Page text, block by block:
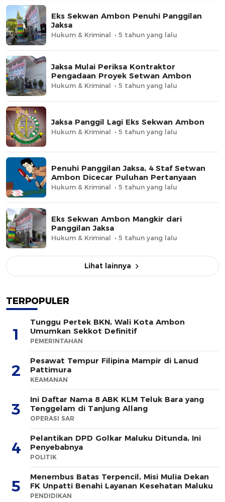
Eks Sekwan Ambon Penuhi Panggilan
Jaksa
Hukum & Kriminal 5 tahun yang lalu
Jaksa Mulai Periksa Kontraktor
Pengadaan Proyek Setwan Ambon
Hukum & Kriminal 5 tahun yang lalu
Jaksa Panggil Lagi Eks Sekwan Ambon
Hukum & Kriminal 5 tahun yang lalu
Penuhi Panggilan Jaksa, 4 Staf Setwan
Ambon Dicecar Puluhan Pertanyaan
Hukum & Kriminal 5 tahun yang lalu
Eks Sekwan Ambon Mangkir dari
Panggilan Jaksa
Hukum & Kriminal 5 tahun yang lalu
Lihat lainnya
TERPOPULER
1
Tunggu Pertek BKN, Wali Kota Ambon
Umumkan Sekkot Definitif
PEMERINTAHAN
2
Pesawat Tempur Filipina Mampir di Lanud
Pattimura
KEAMANAN
3
Ini Daftar Nama 8 ABK KLM Teluk Bara yang
Tenggelam di Tanjung Allang
OPERASI SAR
4
Pelantikan DPD Golkar Maluku Ditunda, Ini
Penyebabnya
POLITIK
5
Menembus Batas Terpencil, Misi Mulia Dekan
FK Unpatti Benahi Layanan Kesehatan Maluku
PENDIDIKAN